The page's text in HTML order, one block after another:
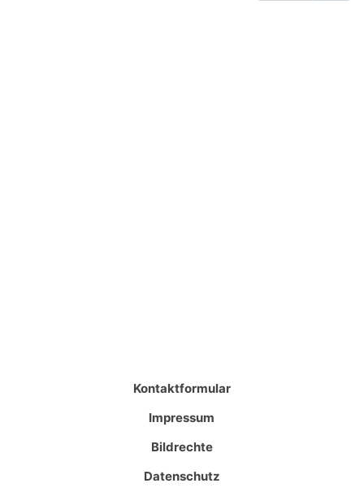
Kontaktformular
Impressum
Bildrechte
Datenschutz